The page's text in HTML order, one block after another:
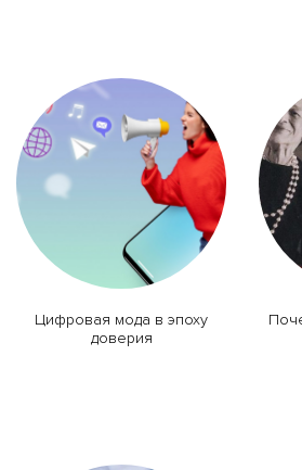
Цифровая мода в эпоху
доверия